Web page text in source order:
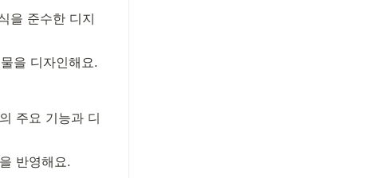
을 준수한 디지
을 디자인해요.
주요 기능과 디
반영해요.